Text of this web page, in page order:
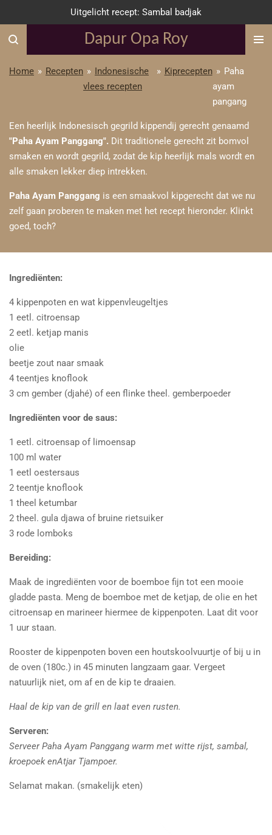
naar
hoofdinhoud
Dapur Opa Roy
Uitgelicht recept: Sambal badjak
Home » Recepten » Indonesische
vlees recepten
» Kiprecepten » Paha
ayam
pangang
Een heerlijk Indonesisch gegrild kippendij gerecht genaamd
"Paha Ayam Panggang". Dit traditionele gerecht zit bomvol
smaken en wordt gegrild, zodat de kip heerlijk mals wordt en
alle smaken lekker diep intrekken.
Paha Ayam Panggang is een smaakvol kipgerecht dat we nu
zelf gaan proberen te maken met het recept hieronder. Klinkt
goed, toch?
Ingrediënten:
4 kippenpoten en wat kippenvleugeltjes
1 eetl. citroensap
2 eetl. ketjap manis
olie
beetje zout naar smaak
4 teentjes knoflook
3 cm gember (djahé) of een flinke theel. gemberpoeder
Ingrediënten voor de saus:
1 eetl. citroensap of limoensap
100 ml water
1 eetl oestersaus
2 teentje knoflook
1 theel ketumbar
2 theel. gula djawa of bruine rietsuiker
3 rode lomboks
Bereiding:
Maak de ingrediënten voor de boemboe fijn tot een mooie
gladde pasta. Meng de boemboe met de ketjap, de olie en het
citroensap en marineer hiermee de kippenpoten. Laat dit voor
1 uur staan.
Rooster de kippenpoten boven een houtskoolvuurtje of bij u in
de oven (180c.) in 45 minuten langzaam gaar. Vergeet
natuurlijk niet, om af en de kip te draaien.
Haal de kip van de grill en laat even rusten.
Serveren:
Serveer Paha Ayam Panggang warm met witte rijst, sambal,
kroepoek enAtjar Tjampoer.
Selamat makan. (smakelijk eten)